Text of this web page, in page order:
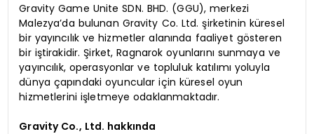
Gravity Game Unite SDN. BHD. (GGU), merkezi
Malezya’da bulunan Gravity Co. Ltd. şirketinin küresel
bir yayıncılık ve hizmetler alanında faaliyet gösteren
bir iştirakidir. Şirket, Ragnarok oyunlarını sunmaya ve
yayıncılık, operasyonlar ve topluluk katılımı yoluyla
dünya çapındaki oyuncular için küresel oyun
hizmetlerini işletmeye odaklanmaktadır.
Gravity Co., Ltd. hakkında